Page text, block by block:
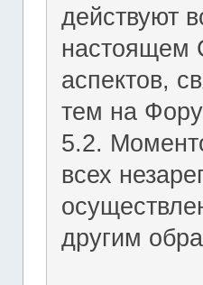
действуют
настоящем
аспектов,
тем на
5.2.
всех
другим